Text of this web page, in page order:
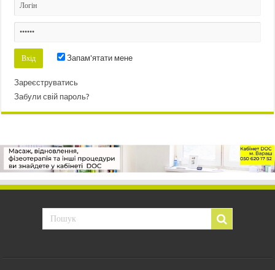
Запам'ятати мене
Зареєструватись
Забули свій пароль?